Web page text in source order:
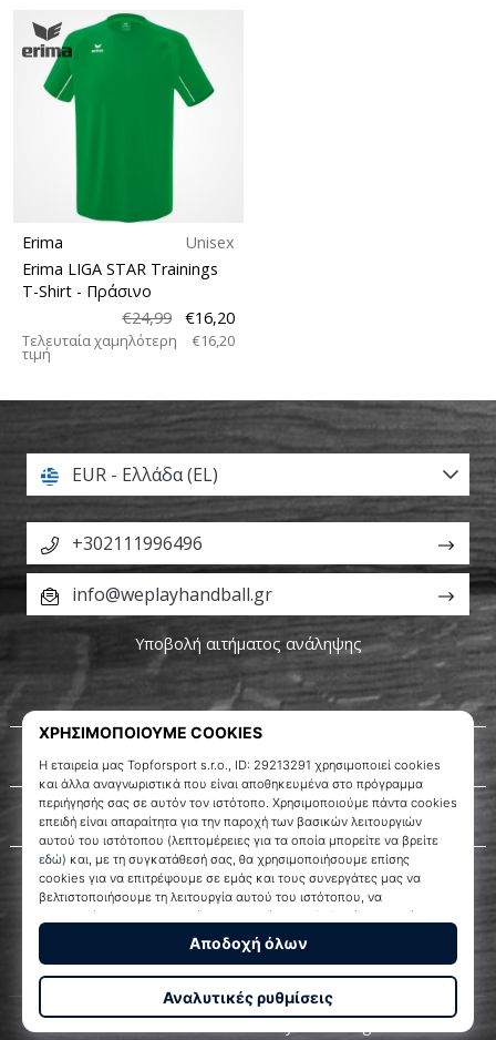
Erima
Unisex
Erima LIGA STAR Trainings
T-Shirt - Πράσινο
€24,99
€16,20
Τελευταία χαμηλότερη
τιμή
€16,20
WePlayHandball.gr
Σχετικά μ' εμάς
Εξυπηρέτηση πελατών
EUR - Ελλάδα (EL)
+302111996496
info@weplayhandball.gr
Υποβολή αιτήματος ανάληψης